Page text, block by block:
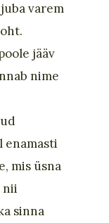
varem
jääv
nime
enamasti
mis üsna
nii
sinna